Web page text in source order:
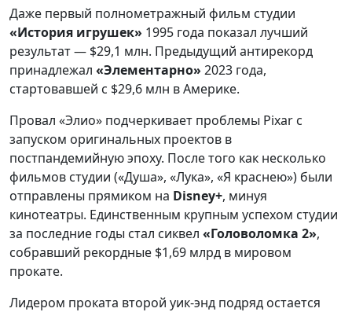
Даже первый полнометражный фильм студии
«История игрушек» 1995 года показал лучший
результат — $29,1 млн. Предыдущий антирекорд
принадлежал «Элементарно» 2023 года,
стартовавшей с $29,6 млн в Америке.
Провал «Элио» подчеркивает проблемы Pixar с
запуском оригинальных проектов в
постпандемийную эпоху. После того как несколько
фильмов студии («Душа», «Лука», «Я краснею») были
отправлены прямиком на Disney+, минуя
кинотеатры. Единственным крупным успехом студии
за последние годы стал сиквел «Головоломка 2»,
собравший рекордные $1,69 млрд в мировом
прокате.
Лидером проката второй уик-энд подряд остается